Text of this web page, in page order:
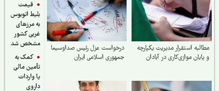
قیمت
بلیط اتوبوس
به مرزهای
غربی کشور
مشخص شد
کمک به
تأمین مالی
یا واردات
استقرار مدیریت یکپارچه
موازی‌کاری در آبادان
درخواست عزل رئیس صداوسیما
جمهوری اسلامی ایران